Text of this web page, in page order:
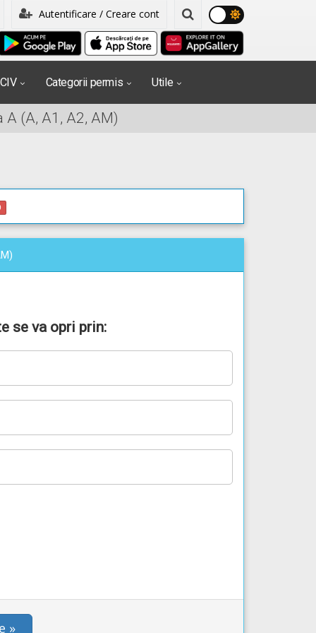
Autentificare / Creare cont
Categorii permis Utile
(A, A1, A2, AM)
se va opri prin:
»